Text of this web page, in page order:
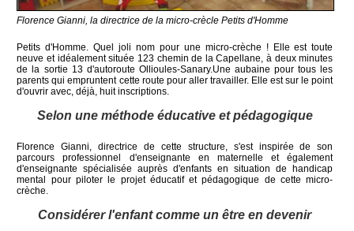
Florence Gianni, la directrice de la micro-crècle Petits d'Homme
Petits d'Homme. Quel joli nom pour une micro-crèche ! Elle est toute
neuve et idéalement située 123 chemin de la Capellane, à deux minutes
de la sortie 13 d'autoroute Ollioules-Sanary.Une aubaine pour tous les
parents qui empruntent cette route pour aller travailler. Elle est sur le point
d'ouvrir avec, déjà, huit inscriptions.
Selon une méthode éducative et pédagogique
Florence Gianni, directrice de cette structure, s'est inspirée de son
parcours professionnel d'enseignante en maternelle et également
d'enseignante spécialisée auprès d'enfants en situation de handicap
mental pour piloter le projet éducatif et pédagogique de cette micro-
crèche.
Considérer l'enfant comme un être en devenir